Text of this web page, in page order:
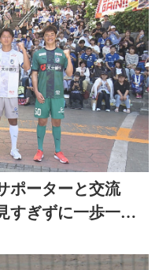
ポーターと交流
すぎずに一歩一